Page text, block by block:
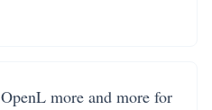
more and more for